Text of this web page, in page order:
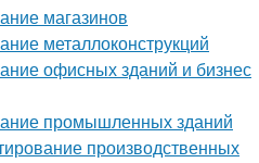
магазинов
металлоконструкций
офисных зданий и бизнес
промышленных зданий
производственных